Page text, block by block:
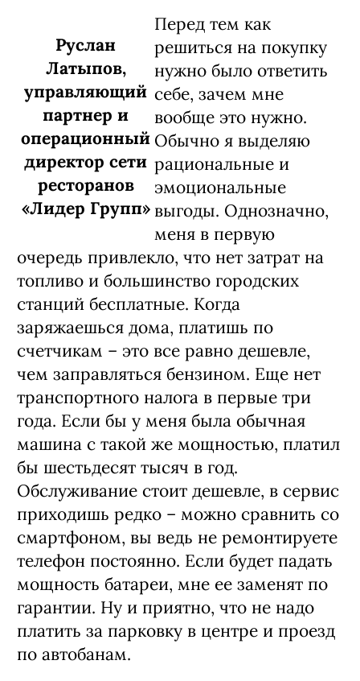
Руслан
Латыпов,
управляющий
партнер и
операционный
директор сети
ресторанов
«Лидер Групп»
Перед тем как
решиться на покупку
нужно было ответить
себе, зачем мне
вообще это нужно.
Обычно я выделяю
рациональные и
эмоциональные
выгоды. Однозначно,
меня в первую
очередь привлекло, что нет затрат на
топливо и большинство городских
станций бесплатные. Когда
заряжаешься дома, платишь по
счетчикам – это все равно дешевле,
чем заправляться бензином. Еще нет
транспортного налога в первые три
года. Если бы у меня была обычная
машина с такой же мощностью, платил
бы шестьдесят тысяч в год.
Обслуживание стоит дешевле, в сервис
приходишь редко – можно сравнить со
смартфоном, вы ведь не ремонтируете
телефон постоянно. Если будет падать
мощность батареи, мне ее заменят по
гарантии. Ну и приятно, что не надо
платить за парковку в центре и проезд
по автобанам.